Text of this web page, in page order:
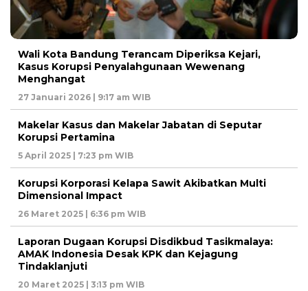
Wali Kota Bandung Terancam Diperiksa Kejari,
Kasus Korupsi Penyalahgunaan Wewenang
Menghangat
27 Januari 2026 | 9:17 am WIB
Makelar Kasus dan Makelar Jabatan di Seputar
Korupsi Pertamina
5 April 2025 | 7:23 pm WIB
Korupsi Korporasi Kelapa Sawit Akibatkan Multi
Dimensional Impact
26 Maret 2025 | 6:36 pm WIB
Laporan Dugaan Korupsi Disdikbud Tasikmalaya:
AMAK Indonesia Desak KPK dan Kejagung
Tindaklanjuti
20 Maret 2025 | 3:13 pm WIB